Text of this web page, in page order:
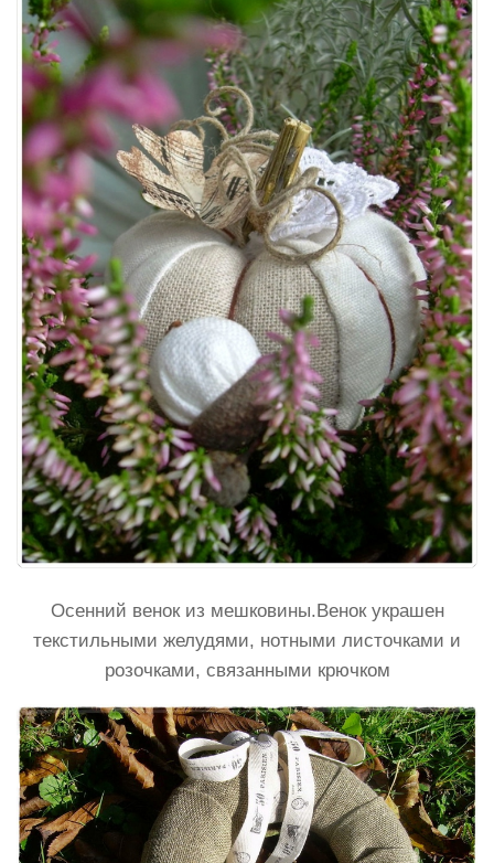
Осенний венок из мешковины.Венок украшен
текстильными желудями, нотными листочками и
розочками, связанными крючком